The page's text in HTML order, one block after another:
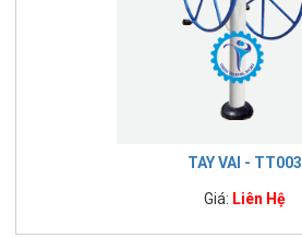
TAY VAI - TT003
Giá: Liên Hệ